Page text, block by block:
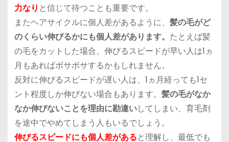
力なり と信じて待つことも重要です。
またヘアサイクルに個人差があるように、 髪の毛がど
のくらい伸びるかにも個人差があります。 たとえば髪
の毛をカットした場合、伸びるスピードが早い人は1ヵ
月もあればボサボサするかもしれません。
反対に伸びるスピードが遅い人は、1ヵ月経っても1セ
ント程度しか伸びない場合もあります。 髪の毛がなか
なか伸びないことを理由に勘違いしてしまい、育毛剤
を途中でやめてしまう人もいるでしょう。
伸びるスピードにも個人差があると理解し、最低でも